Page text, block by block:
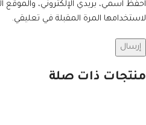
احفظ اسمي، بريدي الإلكتروني، والموقع
لاستخدامها المرة المقبلة في تعليقي.
منتجات ذات صلة